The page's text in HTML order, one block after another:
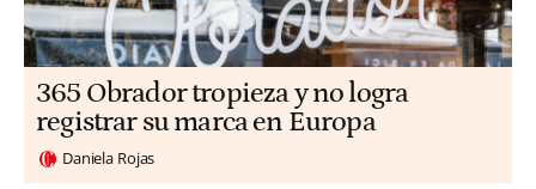
365 Obrador tropieza y no logra
registrar su marca en Europa
Daniela Rojas